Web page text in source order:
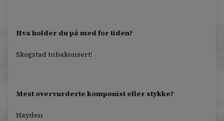
Hva holder du på med for tiden?
Skogstad tubakonsert!
Mest overvurderte komponist eller stykke?
Hayden